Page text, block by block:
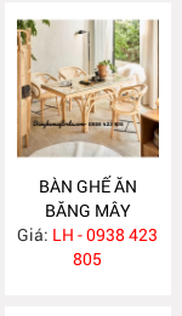
BÀN GHẾ ĂN
BĂNG MÂY
MA783
Giá: LH - 0938 423
805